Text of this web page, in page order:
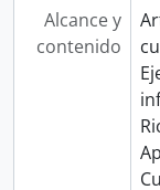
Alcance y
contenido